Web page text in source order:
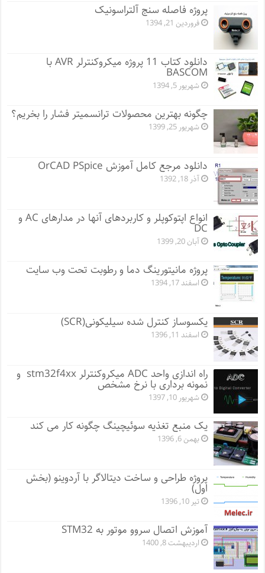
پروژه فاصله سنج آلتراسونیک
فروردین 21, 1394
دانلود کتاب 11 پروژه میکروکنترلر AVR با
BASCOM
شهریور 5, 1394
چگونه بهترین محصولات ترانسمیتر فشار را بخریم؟
شهریور 25, 1399
دانلود مرجع کامل آموزش OrCAD PSpice
آذر 18, 1392
انواع اپتوکوپلر و کاربردهای آنها در مدارهای AC و
DC
آبان 20, 1399
پروژه مانيتورينگ دما و رطوبت تحت وب سایت
اسفند 17, 1394
یکسوساز کنترل شده سیلیکونی(SCR)
اسفند 11, 1396
راه اندازی واحد ADC میکروکنترلر stm32f4xx و
نمونه برداری با نرخ مشخص
شهریور 10, 1397
یک منبع تغذیه سوئیچینگ چگونه کار می کند
بهمن 6, 1396
پروژه طراحی و ساخت دیتالاگر با آردوینو (بخش
اول)
تیر 10, 1396
آموزش اتصال سروو موتور به STM32
اردیبهشت 8, 1400